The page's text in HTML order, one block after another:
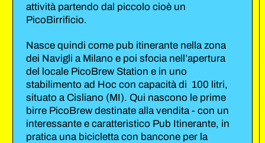
attività partendo dal piccolo cioè un
PicoBirrificio.
Nasce quindi come pub itinerante nella zona
dei Navigli a Milano e poi sfocia nell’apertura
del locale PicoBrew Station e in uno
stabilimento ad Hoc con capacità di 100 litri,
situato a Cisliano (MI). Qui nascono le prime
birre PicoBrew destinate alla vendita - con un
interessante e caratteristico Pub Itinerante, in
pratica una bicicletta con bancone per la